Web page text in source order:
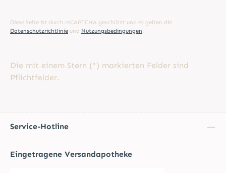
Diese Seite ist durch reCAPTCHA geschützt und es gelten die
Datenschutzrichtlinie und Nutzungsbedingungen.
Die mit einem Stern (*) markierten Felder sind
Pflichtfelder.
Service-Hotline
Eingetragene Versandapotheke